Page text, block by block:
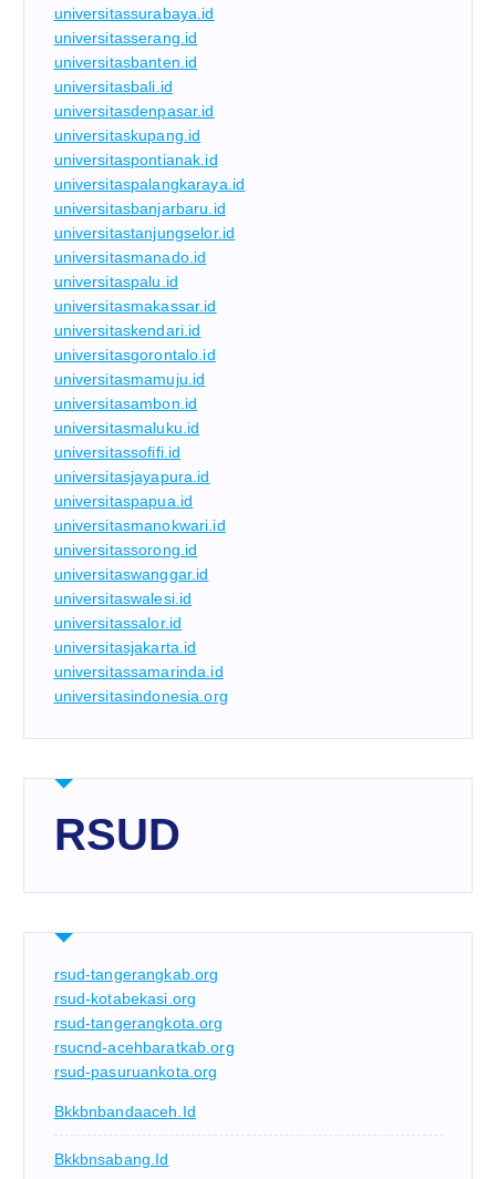
universitassurabaya.id
universitasserang.id
universitasbanten.id
universitasbali.id
universitasdenpasar.id
universitaskupang.id
universitaspontianak.id
universitaspalangkaraya.id
universitasbanjarbaru.id
universitastanjungselor.id
universitasmanado.id
universitaspalu.id
universitasmakassar.id
universitaskendari.id
universitasgorontalo.id
universitasmamuju.id
universitasambon.id
universitasmaluku.id
universitassofifi.id
universitasjayapura.id
universitaspapua.id
universitasmanokwari.id
universitassorong.id
universitaswanggar.id
universitaswalesi.id
universitassalor.id
universitasjakarta.id
universitassamarinda.id
universitasindonesia.org
RSUD
rsud-tangerangkab.org
rsud-kotabekasi.org
rsud-tangerangkota.org
rsucnd-acehbaratkab.org
rsud-pasuruankota.org
Bkkbnbandaaceh.id
Bkkbnsabang.id